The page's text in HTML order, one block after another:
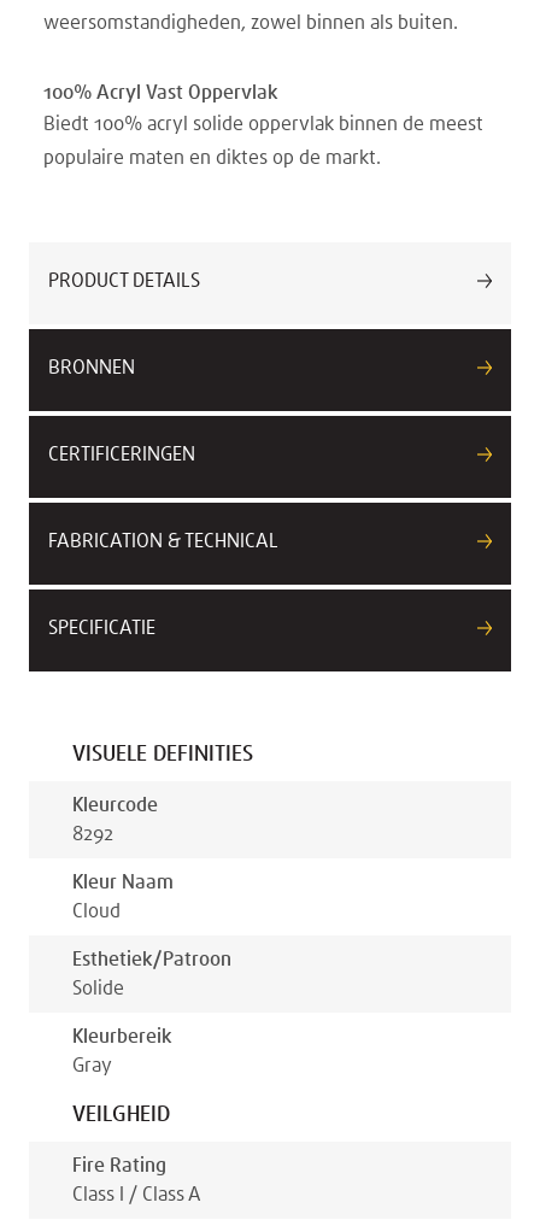
weersomstandigheden, zowel binnen als buiten.
100% Acryl Vast Oppervlak
Biedt 100% acryl solide oppervlak binnen de meest
populaire maten en diktes op de markt.
PRODUCT DETAILS
BRONNEN
CERTIFICERINGEN
FABRICATION & TECHNICAL
SPECIFICATIE
VISUELE DEFINITIES
Kleurcode
8292
Kleur Naam
Cloud
Esthetiek/patroon
Solide
Kleurbereik
Gray
VEILGHEID
Fire Rating
Class I / Class A